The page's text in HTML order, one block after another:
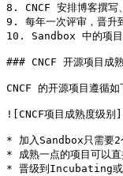
8. CNCF 安排博客撰写
9. 每年一次评审，晋升
10. Sandbox 中的项目
### CNCF 开源项目成
CNCF 的开源项目遵循如
![CNCF项目成熟度级
* 加入Sandbox只需要2
* 成熟一点的项目可以
* 晋级到Incubating或